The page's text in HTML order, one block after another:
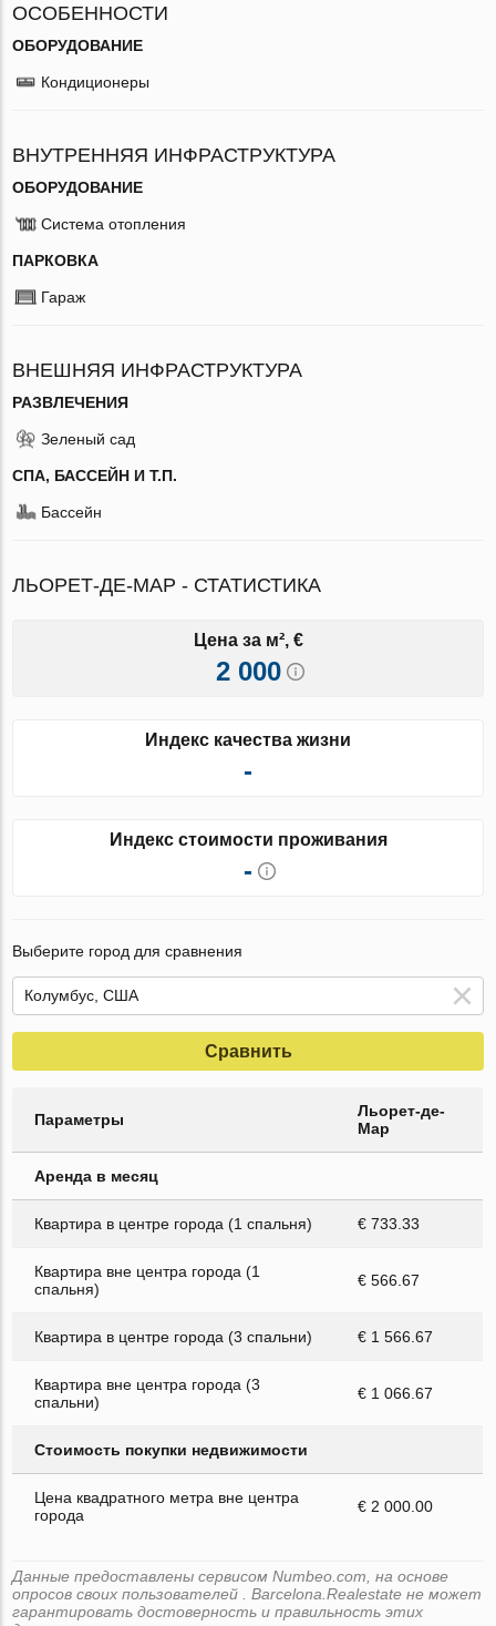
ОСОБЕННОСТИ
ОБОРУДОВАНИЕ
Кондиционеры
ВНУТРЕННЯЯ ИНФРАСТРУКТУРА
ОБОРУДОВАНИЕ
Система отопления
ПАРКОВКА
Гараж
ВНЕШНЯЯ ИНФРАСТРУКТУРА
РАЗВЛЕЧЕНИЯ
Зеленый сад
СПА, БАССЕЙН И Т.П.
Бассейн
ЛЬОРЕТ-ДЕ-МАР - СТАТИСТИКА
Цена за м², €
2 000
Индекс качества жизни
-
Индекс стоимости проживания
-
Выберите город для сравнения
Сравнить
Параметры
Льорет-де-
Мар
Аренда в месяц
Квартира в центре города (1 спальня) € 733.33
Квартира вне центра города (1
спальня)
€ 566.67
Квартира в центре города (3 спальни) € 1 566.67
Квартира вне центра города (3
спальни)
€ 1 066.67
Стоимость покупки недвижимости
Цена квадратного метра вне центра
города
€ 2 000.00
Данные предоставлены сервисом Numbeo.com, на основе
опросов своих пользователей . Barcelona.Realestate не может
гарантировать достоверность и правильность этих